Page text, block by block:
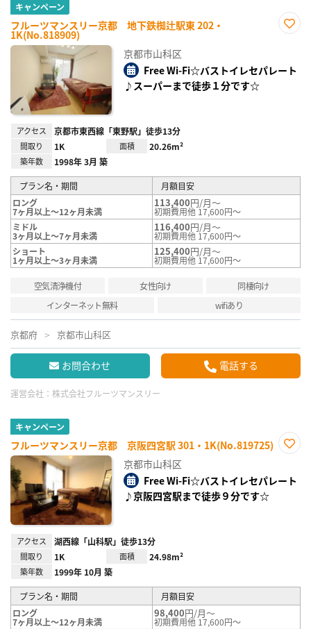
キャンペーン
フルーツマンスリー京都 地下鉄椥辻駅東 202・
1K(No.818909)
録
京都市山科区
Free Wi-Fi☆バストイレセパレート
♪スーパーまで徒歩１分です☆
アクセス 京都市東西線「東野駅」徒歩13分
間取り 1K 面積 20.26m²
築年数 1998年 3月 築
プラン名・期間
月額目安
ロング
7ヶ月以上～12ヶ月未満
113,400円/月～
初期費用他 17,600円～
ミドル
3ヶ月以上～7ヶ月未満
116,400円/月～
初期費用他 17,600円～
ショート
1ヶ月以上～3ヶ月未満
125,400円/月～
初期費用他 17,600円～
空気清浄機付 女性向け
同棲向け
インターネット無料
wifiあり
京都府 京都市山科区
お問合わせ 電話する
運営会社： 株式会社フルーツマンスリー
キャンペーン
フルーツマンスリー京都 京阪四宮駅 301・1K(No.819725)
り登
京都市山科区
Free Wi-Fi☆バストイレセパレート
♪京阪四宮駅まで徒歩９分です☆
アクセス 湖西線「山科駅」徒歩13分
間取り 1K 面積 24.98m²
築年数 1999年 10月 築
プラン名・期間
月額目安
ロング
7ヶ月以上～12ヶ月未満
98,400円/月～
初期費用他 17,600円～